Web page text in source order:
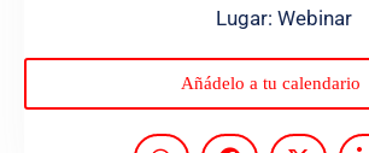
Lugar: Webinar
Añádelo a tu calendario